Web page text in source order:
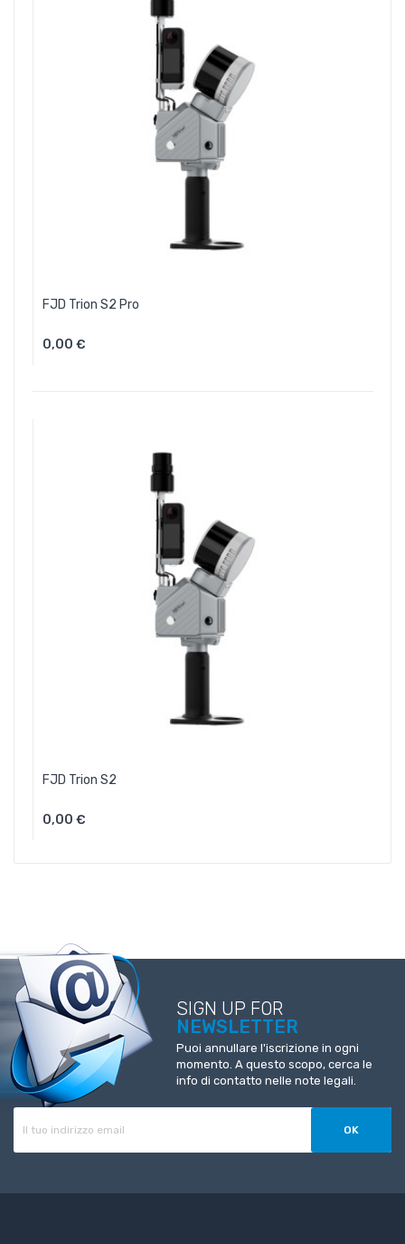
FJD Trion S2 Pro
0,00 €
FJD Trion S2
0,00 €
SIGN UP FOR
NEWSLETTER
Puoi annullare l'iscrizione in ogni
momento. A questo scopo, cerca le
info di contatto nelle note legali.